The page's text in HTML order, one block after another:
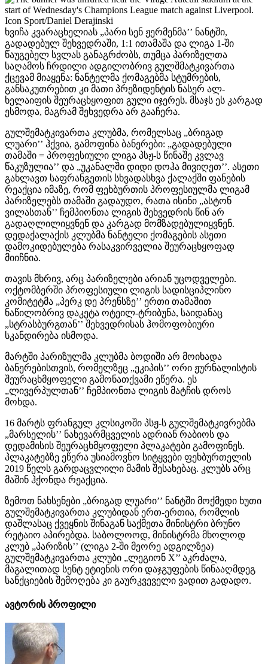
ხვიჩა კვარაცხელიას „პარი სენ ჟერმენმა’’ ნანტში,
გადადებულ შეხვედრაში, 1:1 ითამაშა და ლიგა 1-ში
წაუგებელ სვლას განაგრძობს, თუმცა პარიზელთა
საღამოს ჩრდილი ადგილობრივ გულშმატკივართა
ქცევამ მიაყენა: ნანტელმა ქომაგებმა სტუმრების,
განსაკუთრებით კი მათი პრეზიდენტის ნასერ ალ-
ხელაიფის შეურაცხყოფით გული იჯერეს. მსაჯს ეს კარგად
ესმოდა, მაგრამ შეხვედრა არ გააჩერა.
გულშემატკივართა კლუბმა, რომელსაც „ბრიგად
ლუარი’’ ჰქვია, გამოფინა ბანერები: „გადადებული
თამაში = პროფესიული ლიგა პსჟ-ს წინაშე კვლავ
წაკუზულია’’ და „უკანალში დიდი დოჰა მივიღეთ’’. ასეთი
გახლავთ საფრანგეთის სხვადასხვა ქალაქში ფანების
რეაქცია იმაზე, რომ ფეხბურთის პროფესიულმა ლიგამ
პარიზელებს თამაში გადაუდო, რათა ისინი „ასტონ
ვილასთან’’ ჩემპიონთა ლიგის შეხვედრის წინ არ
გადაღლილიყვნენ და კარგად მომზადებულიყვნენ.
დედაქალაქის კლუბმა ნანტელი ქომაგების ასეთი
დამოკიდებულება რასაკვირველია შეურაცხყოფად
მიიჩნია.
თავის მხრივ, არც პარიზელები არიან უცოდველები.
ოქტომბერში პროფესიული ლიგის სადისციპლინო
კომიტეტმა „პერკ დე პრენსზე’’ ერთი თამაშით
ნაწილობრივ დაკეტა ოტეილ-ტრიბუნა, საიდანაც
„სტრასბურგთან’’ შეხვედრისას ჰომოფობიური
სკანდირება ისმოდა.
მარტში პარიზულმა კლუბმა ბოდიში არ მოიხადა
ბანერებისთვის, რომელზეც „ეკიპის’’ ორი ჟურნალისტის
შეურაცხმყოფელი გამონათქვამი ეწერა. ეს
„ლივერპულთან’’ ჩემპიონთა ლიგის მატჩის დროს
მოხდა.
16 მარტს ფრანგულ კლსიკოში პსჟ-ს გულშემატკივრებმა
„მარსელის’’ ნახევარმცველის ადრიან რაბიოს და
დედამისის შეურაცხმყოფელი პლაკატები გამოფინეს.
პლაკატებზე ეწერა უსიამოვნო სიტყვები ფეხბურთელის
2019 წელს გარდაცვლილი მამის შესახებაც. კლუბს არც
მაშინ ჰქონდა რეაქცია.
ზემოთ ნახსენები „ბრიგად ლუარი’’ ნანტში მოქმედი ხუთი
გულშემატკივართა კლუბიდან ერთ-ერთია, რომლის
დაშლასაც ქვეყნის შინაგან საქმეთა მინისტრი ბრუნო
რეტაიო აპირებდა. საბოლოოდ, მინისტრმა მხოლოდ
კლუბ „პარიზის’’ (ლიგა 2-ში მეორე ადგილზეა)
გულშემატკივართა კლუბი „ლეგიონ X’’ აკრძალა,
მაგალითად სენტ ეტიენის ორი დაჯგუფების წინააღმდეგ
სანქციების შემოღება კი გაურკვეველი ვადით გადადო.
ავტორის პროფილი